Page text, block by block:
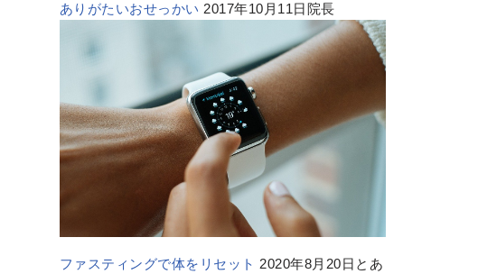
ありがたいおせっかい 2017年10月11日院長
ファスティングで体をリセット 2020年8月20日とあ